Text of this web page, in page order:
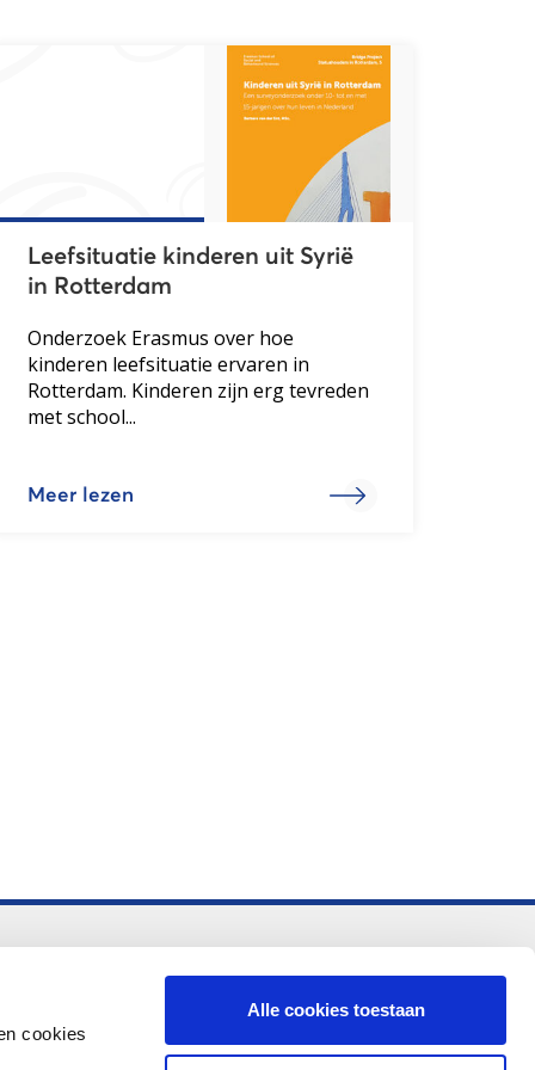
cookies
Alle cookies toestaan
Leefsituatie kinderen uit Syrië
in Rotterdam
Onderzoek Erasmus over hoe
kinderen leefsituatie ervaren in
Rotterdam. Kinderen zijn erg tevreden
met school...
Meer lezen